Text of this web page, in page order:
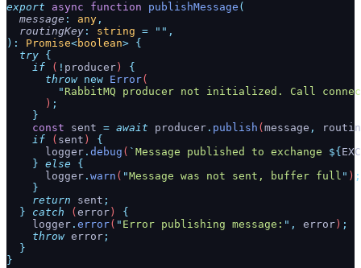
export async function publishMessage (
  message
: any ,
  routingKey
: string = "" ,
):
Promise<boolean> {
  try
{
    if
( ! producer ) {
      throw
new Error(
        "
RabbitMQ producer not initialized. Call
      )
;
    }
    const
sent = await producer . publish ( message ,
    if
( sent ) {
      logger
. debug ( ` Message published to exchange ${
    }
else {
      logger
. warn ( "Message was not sent, buffer full " ) ;
    }
    return
sent ;
  }
catch ( error ) {
    logger
. error( " Error publishing message: " , error ) ;
    throw
error ;
  }
}